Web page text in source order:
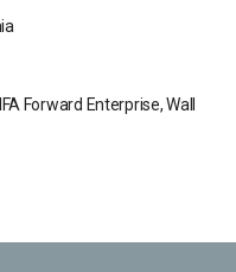
Forward Enterprise, Wall